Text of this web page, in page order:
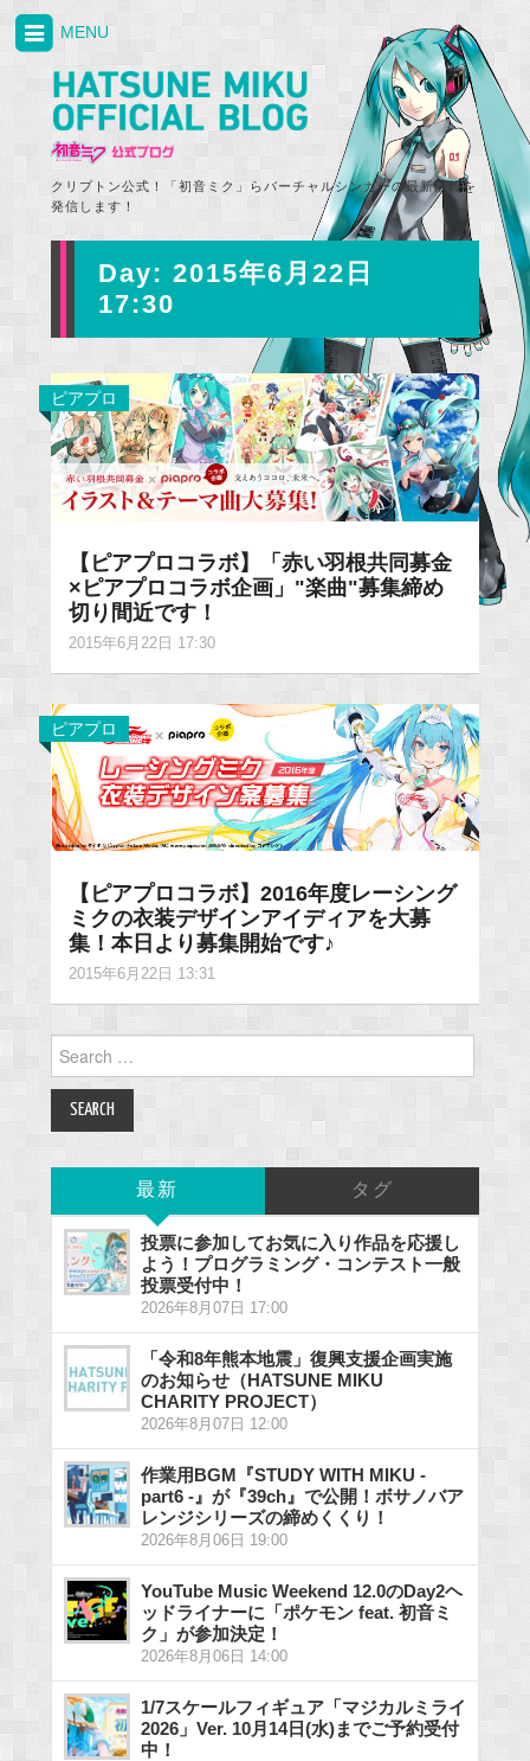
クリプトン公式！「初音ミク」らバーチャルシンガーの最新情報を
発信します！
MENU
Day: 2015年6月22日
17:30
ピアプロ
【ピアプロコラボ】「赤い羽根共同募金
×ピアプロコラボ企画」"楽曲"募集締め
切り間近です！
2015年6月22日 17:30
ピアプロ
【ピアプロコラボ】2016年度レーシング
ミクの衣装デザインアイディアを大募
集！本日より募集開始です♪
2015年6月22日 13:31
for:
最新 タグ
投票に参加してお気に入り作品を応援し
よう！プログラミング・コンテスト一般
投票受付中！
2026年8月07日 17:00
「令和8年熊本地震」復興支援企画実施
のお知らせ（HATSUNE MIKU
CHARITY PROJECT）
2026年8月07日 12:00
作業用BGM『STUDY WITH MIKU -
part6 -』が『39ch』で公開！ボサノバア
レンジシリーズの締めくくり！
2026年8月06日 19:00
YouTube Music Weekend 12.0のDay2ヘ
ッドライナーに「ポケモン feat. 初音ミ
ク」が参加決定！
2026年8月06日 14:00
1/7スケールフィギュア「マジカルミライ
2026」Ver. 10月14日(水)までご予約受付
中！